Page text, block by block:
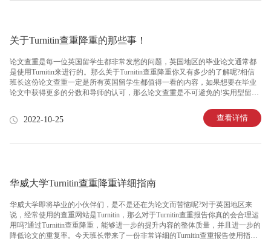
关于Turnitin查重降重的那些事！
论文查重是每一位英国留学生都非常发愁的问题，英国地区的毕业论文通常都
是使用Turnitin来进行的。那么关于Turnitin查重降重你又有多少的了解呢?相信
班长这份论文查重一定是所有英国留学生都值得一看的内容，如果想要在毕业
论文中获得更多的分数和导师的认可，那么论文查重是不可避免的!实用型留学
困难的，一方面学术领域不够了解，出现留学环境的不适应。另一方面论文查
重对于细节方面要求非常严格，一个很小的细节就会造成学术问题。并且，就
了具体的论文查重率，以下内容，值得关注!对于Turnitin查重降重系统来说，提
2022-10-25 查看详情
华威大学Turnitin查重降重详细指南
华威大学即将毕业的小伙伴们，是不是还在为论文而苦恼呢?对于英国地区来
说，经常使用的查重网站是Turnitin，那么对于Turnitin查重报告你真的会合理运
用吗?通过Turnitin查重降重，能够进一步的提升内容的整体质量，并且进一步的
降低论文的重复率。今天班长带来了一份非常详细的Turnitin查重报告使用指